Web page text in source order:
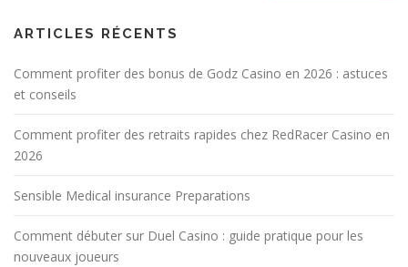
ARTICLES RÉCENTS
Comment profiter des bonus de Godz Casino en 2026 : astuces
et conseils
Comment profiter des retraits rapides chez RedRacer Casino en
2026
Sensible Medical insurance Preparations
Comment débuter sur Duel Casino : guide pratique pour les
nouveaux joueurs